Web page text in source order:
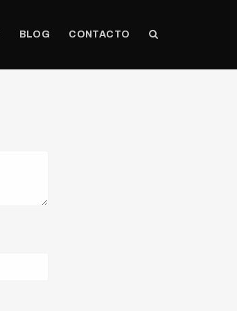
BLOG CONTACTO